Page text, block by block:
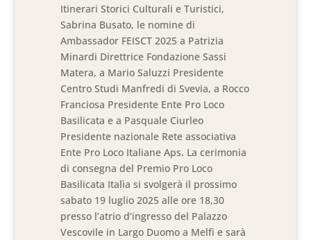
Itinerari Storici Culturali e Turistici,
Sabrina Busato, le nomine di
Ambassador FEISCT 2025 a Patrizia
Minardi Direttrice Fondazione Sassi
Matera, a Mario Saluzzi Presidente
Centro Studi Manfredi di Svevia, a Rocco
Franciosa Presidente Ente Pro Loco
Basilicata e a Pasquale Ciurleo
Presidente nazionale Rete associativa
Ente Pro Loco Italiane Aps. La cerimonia
di consegna del Premio Pro Loco
Basilicata Italìa si svolgerà il prossimo
sabato 19 luglio 2025 alle ore 18,30
presso l’atrio d’ingresso del Palazzo
Vescovile in Largo Duomo a Melfi e sarà